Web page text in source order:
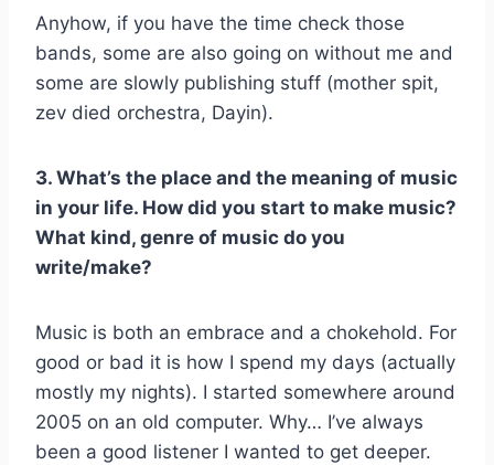
Anyhow, if you have the time check those
bands, some are also going on without me and
some are slowly publishing stuff (mother spit,
zev died orchestra, Dayin).
3. What’s the place and the meaning of music
in your life. How did you start to make music?
What kind, genre of music do you
write/make?
Music is both an embrace and a chokehold. For
good or bad it is how I spend my days (actually
mostly my nights). I started somewhere around
2005 on an old computer. Why… I’ve always
been a good listener I wanted to get deeper.